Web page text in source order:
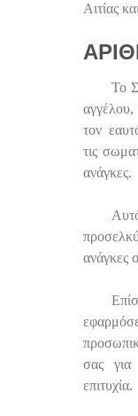
Αιτίας
Το
αγγέλου,
τον
τις
ανάγκες.
ανάγκες
σας για
επιτυχία.